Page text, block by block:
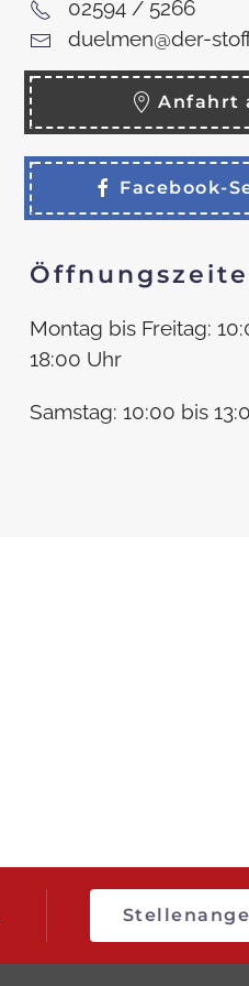
02594 / 5266
duelmen@der-
Anfahrt
Facebook-
Montag bis Freitag:
18:00 Uhr
Samstag: 10:00 bis